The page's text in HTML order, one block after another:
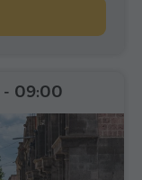
- 09:00